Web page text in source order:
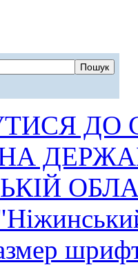
ДО
НА